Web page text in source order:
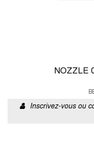
NOZZLE
Inscrivez-vous ou